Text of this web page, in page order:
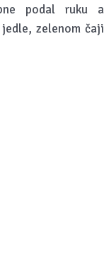
podal ruku a
zelenom čaji